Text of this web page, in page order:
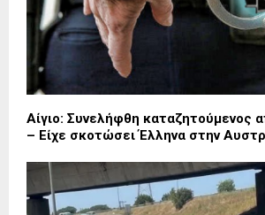
Αίγιο: Συνελήφθη καταζητούμενος
– Είχε σκοτώσει Έλληνα στην